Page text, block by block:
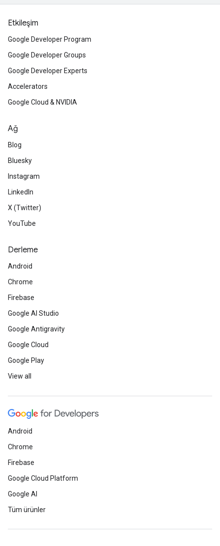
Etkileşim
Google Developer Program
Google Developer Groups
Google Developer Experts
Accelerators
Google Cloud & NVIDIA
Ağ
Blog
Bluesky
Instagram
LinkedIn
X (Twitter)
YouTube
Derleme
Android
Chrome
Firebase
Google AI Studio
Google Antigravity
Google Cloud
Google Play
View all
Android
Chrome
Firebase
Google Cloud Platform
Google AI
Tüm ürünler